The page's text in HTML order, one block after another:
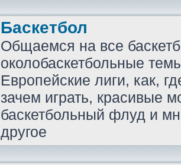
Баскетбол
Общаемся на все
околобаскетбольные
Европейские лиги, как,
зачем играть, красивые
баскетбольный флуд и
другое